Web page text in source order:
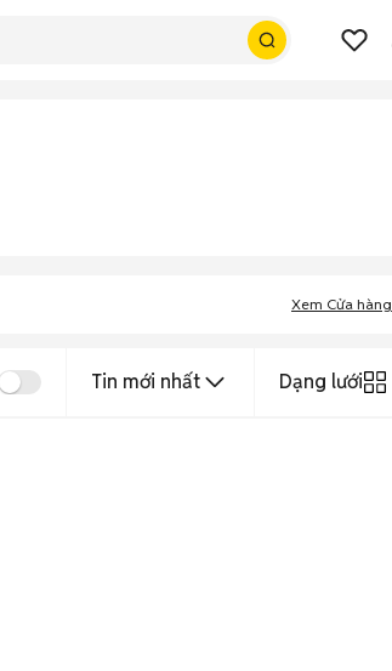
Xem Cửa hàng
Tin mới nhất Dạng lưới